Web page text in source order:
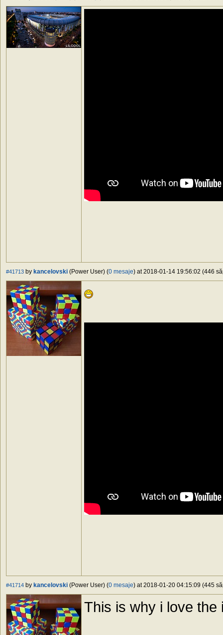
#41713 by kancelovski (Power User) (0 mesaje) at 2018-01-14 19:56:02 (446
#41714 by kancelovski (Power User) (0 mesaje) at 2018-01-20 04:15:09 (445
This is why i love